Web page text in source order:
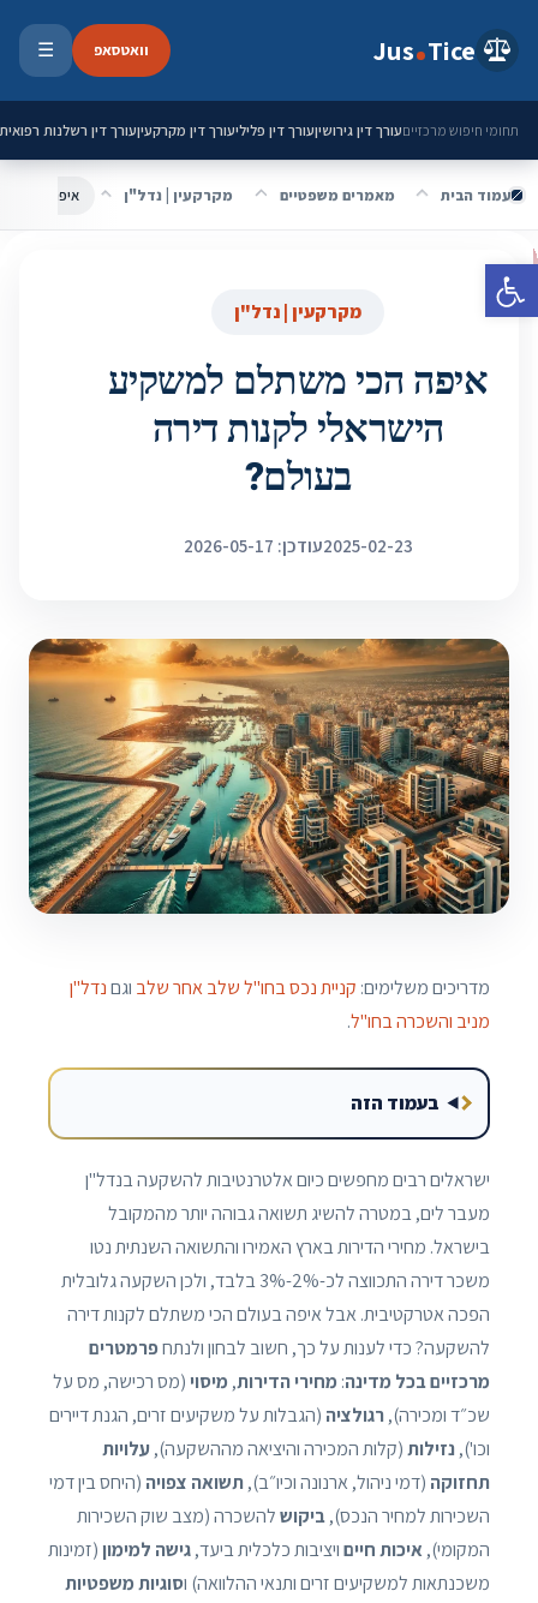
פתח סרגל נגישות
Jus Tice וואטסאפ ☰
תחומי חיפוש מרכזייםעורך דין גירושיןעורך דין פליליעורך דין מקרקעיןעורך דין רשלנות רפואית
עמוד הבית מאמרים משפטיים מקרקעין | נדל"ן איפה הכי
מקרקעין | נדל"ן
איפה הכי משתלם למשקיע
הישראלי לקנות דירה
בעולם?
2025-02-23עודכן: 2026-05-17
מדריכים משלימים: קניית נכס בחו"ל שלב אחר שלב וגםנדל"ן
מניב והשכרה בחו"ל.
בעמוד הזה
ישראלים רבים מחפשים כיום אלטרנטיבות להשקעה בנדל"ן
מעבר לים, במטרה להשיג תשואה גבוהה יותר מהמקובל
בישראל. מחירי הדירות בארץ האמירו והתשואה השנתית נטו
משכר דירה התכווצה לכ-2%-3% בלבד, ולכן השקעה גלובלית
הפכה אטרקטיבית. אבל איפה בעולם הכי משתלם לקנות דירה
להשקעה? כדי לענות על כך, חשוב לבחון ולנתחפרמטרים
מרכזיים בכל מדינה: מחירי הדירות, מיסוי (מס רכישה, מס על
שכ״ד ומכירה),רגולציה (הגבלות על משקיעים זרים, הגנת דיירים
וכו'),נזילות(קלות המכירה והיציאה מההשקעה),עלויות
תחזוקה (דמי ניהול, ארנונה וכיו״ב),תשואה צפויה (היחס בין דמי
השכירות למחיר הנכס),ביקושלהשכרה (מצב שוק השכירות
המקומי), איכות חייםויציבות כלכלית ביעד,גישה למימון (זמינות
משכנתאות למשקיעים זרים ותנאי ההלוואה) וסוגיות משפטיות